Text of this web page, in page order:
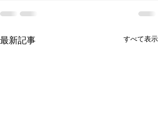
最新記事 すべて表示